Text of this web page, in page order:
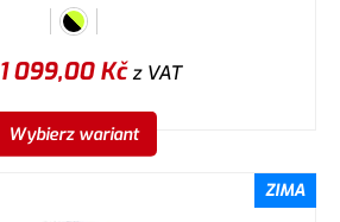
1 099,00Kčz VAT
Wybierz wariant
ZIMA